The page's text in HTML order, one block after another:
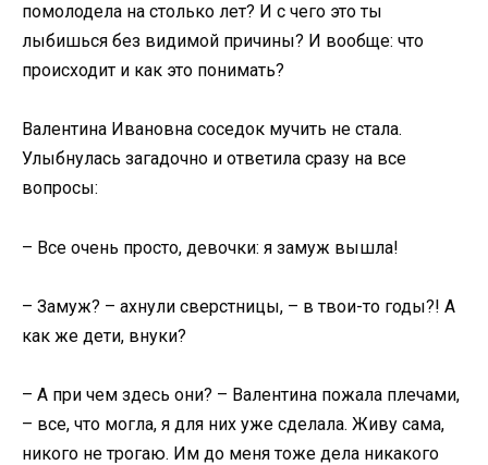
помолодела на столько лет? И с чего это ты
лыбишься без видимой причины? И вообще: что
происходит и как это понимать?
Валентина Ивановна соседок мучить не стала.
Улыбнулась загадочно и ответила сразу на все
вопросы:
– Все очень просто, девочки: я замуж вышла!
– Замуж? – ахнули сверстницы, – в твои-то годы?! А
как же дети, внуки?
– А при чем здесь они? – Валентина пожала плечами,
– все, что могла, я для них уже сделала. Живу сама,
никого не трогаю. Им до меня тоже дела никакого